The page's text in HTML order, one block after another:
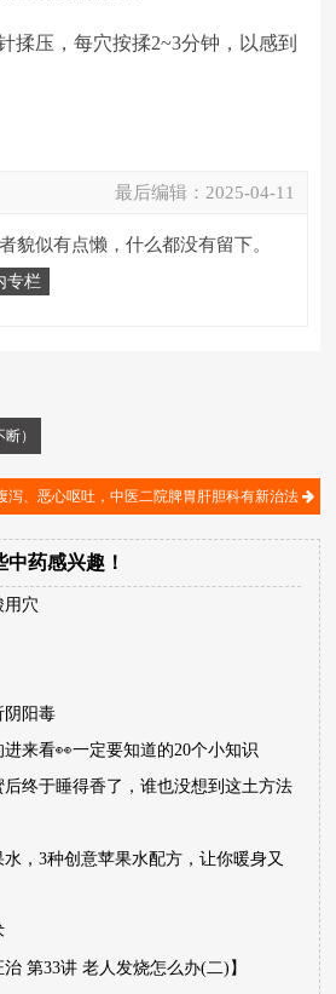
揉压，每穴按揉2~3分钟，以感到
最后编辑： 2025-04-11
貌似有点懒，什么都没有留下。
专栏
）
泻、恶心呕吐，中医二院脾胃肝胆科有新治法
药感兴趣！
穴
阴阳毒
进来看👀一定要知道的20个小知识
终于睡得香了，谁也没想到这土方法
水，3种创意苹果水配方，让你暖身又
治 第33讲 老人发烧怎么办(二)】